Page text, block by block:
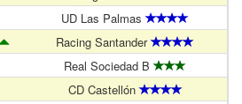
UD Las Palmas
Racing Santander
Real Sociedad B
CD Castellón